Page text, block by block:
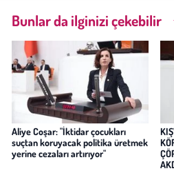
Bunlar da ilginizi çekebilir
Aliye Coşar: "İktidar çocukları
suçtan koruyacak politika üretmek
yerine cezaları artırıyor"